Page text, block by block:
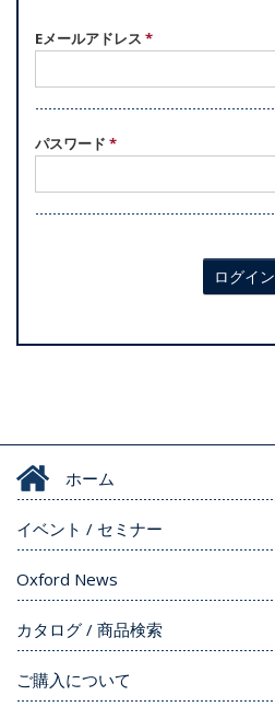
Eメールアドレス *
パスワード *
ログイン
ホーム
イベント / セミナー
Oxford News
カタログ / 商品検索
ご購入について